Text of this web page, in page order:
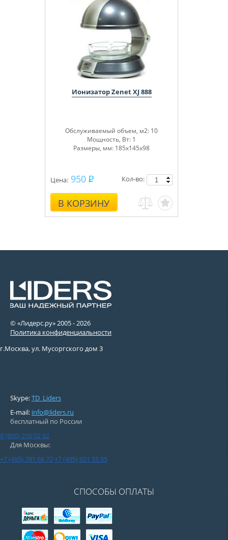
Ионизатор Zenet XJ 888
Обслуживаемый объем, м2: 10
Мощность, Вт: 1
Размеры, мм: 185х145х98
Цена: 950
В КОРЗИНУ
Кол-во:
© «Лидерс.ру» 2005 -2026
Политика конфиденциальности
г.Москва, ул. Мусоргского дом 3
Skype:TD_Liders
E-mail: info@liders.ru
бесплатный по России
8 (800) 250 02 82
Для Москвы:
+7 (495) 781 68 72+7 (495) 921 55 95
СПОСОБЫ ОПЛАТЫ